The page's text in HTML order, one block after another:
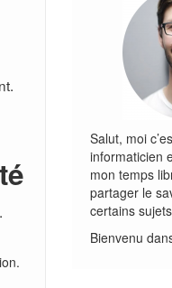
Salut, moi
informaticien
mon temps
partager le
certains
Bienvenu